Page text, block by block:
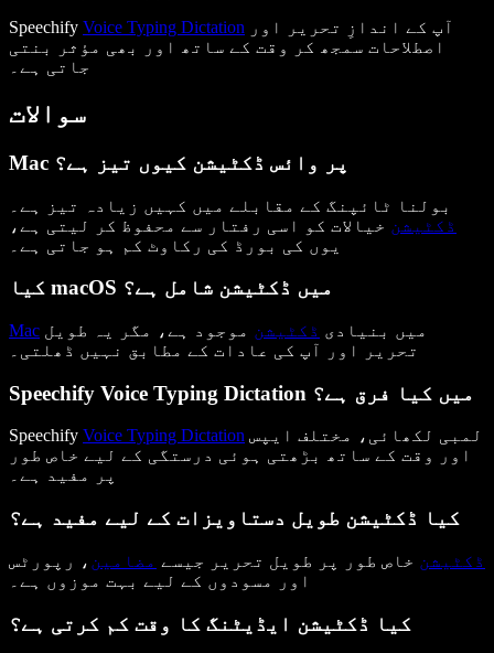
Speechify Voice Typing Dictation
اصطلاحات سمجھ کر وقت کے ساتھ اور بھی مؤثر بنتی
جاتی ہے۔
سوالات
Mac پر وائس ڈکٹیشن کیوں تیز ہے؟
بولنا ٹائپنگ کے مقابلے میں کہیں زیادہ تیز ہے۔
ڈکٹیشن خیالات کو اسی رفتار سے محفوظ کر لیتی ہے،
یوں کی بورڈ کی رکاوٹ کم ہو جاتی ہے۔
کیا macOS میں ڈکٹیشن شامل ہے؟
Mac میں بنیادی ڈکٹیشن موجود ہے، مگر یہ طویل
تحریر اور آپ کی عادات کے مطابق نہیں ڈھلتی۔
Speechify Voice Typing Dictation میں کیا فرق ہے؟
Speechify Voice Typing Dictation
اور وقت کے ساتھ بڑھتی ہوئی درستگی کے لیے خاص طور
پر مفید ہے۔
کیا ڈکٹیشن طویل دستاویزات کے لیے مفید ہے؟
ڈکٹیشن خاص طور پر طویل تحریر جیسے مضامین ، رپورٹس
اور مسودوں کے لیے بہت موزوں ہے۔
کیا ڈکٹیشن ایڈیٹنگ کا وقت کم کرتی ہے؟